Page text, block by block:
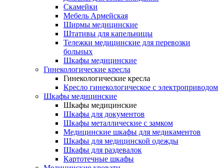
Скамейки
Мебель Армейская
Ширмы медицинские
Штативы для капельницы
Тележки медицинские для перевозки
больных
Шкафы медицинские
Гинекологические кресла
Гинекологические кресла
Кресло гинекологическое с электроприводом
Шкафы медицинские
Шкафы медицинские
Шкафы для документов
Шкафы металлические с замком
Медицинские шкафы для медикаментов
Шкафы для медицинской одежды
Шкафы для раздевалок
Картотечные шкафы